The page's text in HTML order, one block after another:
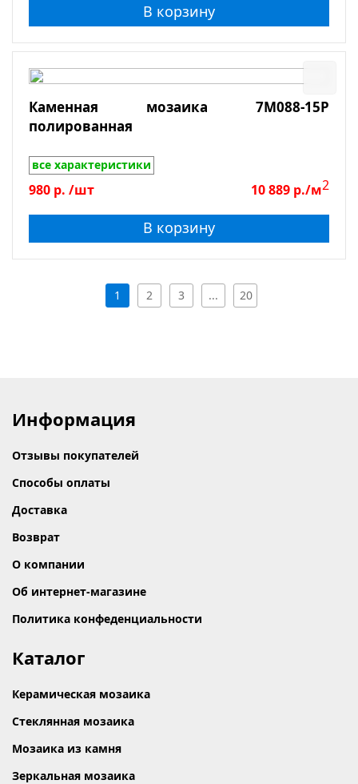
В корзину
Каменная мозаика 7M088-15P
полированная
все характеристики
980 р. /шт 10 889 р./м2
В корзину
1 2 3 ... 20
Информация
Отзывы покупателей
Способы оплаты
Доставка
Возврат
О компании
Об интернет-магазине
Политика конфеденциальности
Каталог
Керамическая мозаика
Стеклянная мозаика
Мозаика из камня
Зеркальная мозаика